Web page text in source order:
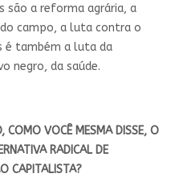
são a reforma agrária, a
campo, a luta contra o
é também a luta da
negro, da saúde.
COMO VOCÊ MESMA DISSE, O
RADICAL DE
CAPITALISTA?